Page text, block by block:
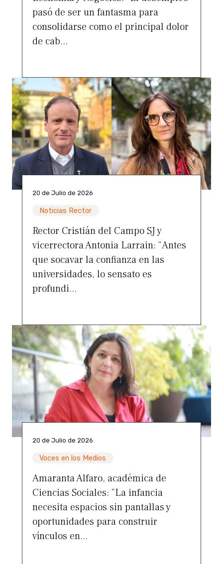
pasó de ser un fantasma para
consolidarse como el principal dolor
de cab...
20 de Julio de 2026
Noticias Rector
Rector Cristián del Campo SJ y
vicerrectora Antonia Larrain: “Antes
que socavar la confianza en las
universidades, lo sensato es
profundi...
20 de Julio de 2026
Voces en los Medios
Amaranta Alfaro, académica de
Ciencias Sociales: “La infancia
necesita espacios sin pantallas y
oportunidades para construir
vínculos en...